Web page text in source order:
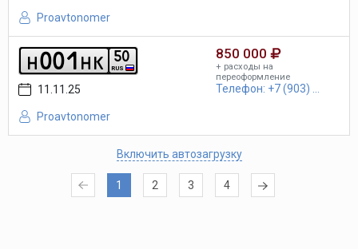
Proavtonomer
h001h k RUS
50
11.11.25
Proavtonomer
850 000
+ расходы на
переоформление
Телефон: +7 (903) ...
Включить автозагрузку
1 2 3 4